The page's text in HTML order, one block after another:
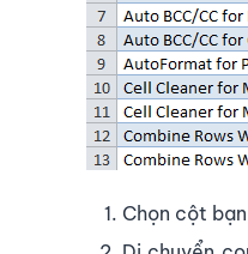
Chọn cột